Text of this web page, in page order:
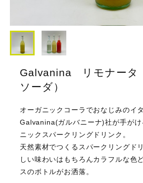
Galvanina リモナータ
ソーダ）
オーガニックコーラでおなじみのイ
Galvanina(ガルバニーナ)社が手が
ニックスパークリングドリンク。
天然素材でつくるスパークリングド
しい味わいはもちろんカラフルな色
スのボトルがお洒落。